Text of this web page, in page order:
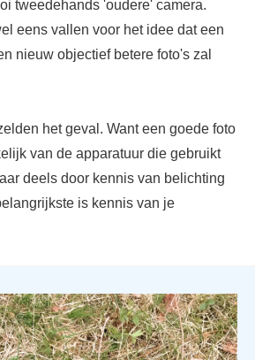
tweedehands 'oudere' camera.
eens vallen voor het idee dat een
nieuw objectief betere foto's zal
het geval. Want een goede foto
van de apparatuur die gebruikt
deels door kennis van belichting
is kennis van je